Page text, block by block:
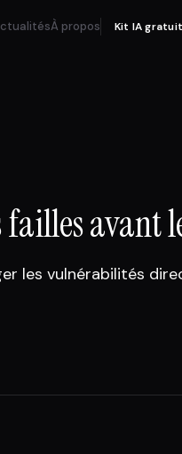
À propos Kit IA gratuit
avant
les vulnérabilités